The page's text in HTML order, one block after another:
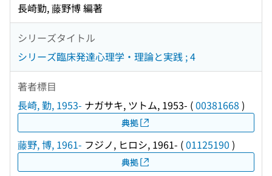
長崎勤, 藤野博 編著
シリーズタイトル
シリーズ臨床発達心理学・理論と実践 ; 4
著者標目
長崎, 勤, 1953- ナガサキ, ツトム, 1953- (00381668 )
典拠
藤野, 博, 1961- フジノ, ヒロシ, 1961- (01125190 )
典拠